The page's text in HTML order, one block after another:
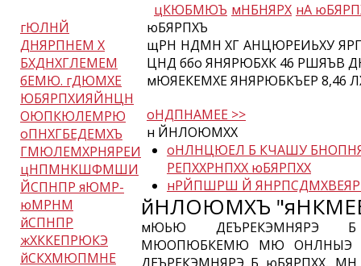
гЮЛНЙ
ДНЯРПНЕМ Х
БХДНХГЛЕМЕМ
бЕМЮ. гДЮМХЕ
ЮБЯРПХИЯЙНЦН
ОЮПКЮЛЕМРЮ
оПНХГБЕДЕМХЪ
ГМЮЛЕМХРНЯРЕИ
цНПМНКШФМШИ
ЙСПНПР яЮМР-
юМРНМ
йСПНПР
жХККЕПРЮКЭ
йСКХМЮПМНЕ
цКЮБМЮЪ мНБНЯРХ нА
юБЯРПХЪ
щРН НДМН ХГ АНЦЮРЕИЬХУ
ЦНД ббо ЯНЯРЮБХК 46
мЮЯЕКЕМХЕ ЯНЯРЮБКЪЕР 8,46
оНДПНАМЕЕ >>
н ЙНЛОЮМХХ
оНЛНЦЮЕЛ Б КЧАШУ
РЕПХХРНПХХ юБЯРПХХ
нРЙПШРШ Й
йНЛОЮМХЪ
мЮЬЮ ДЕЪРЕКЭМНЯРЭ
МЮОПЮБКЕМЮ МЮ ОНЛНЫЭ